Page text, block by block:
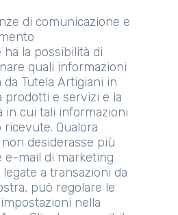
di comunicazione e
ha la possibilità di
quali informazioni
da Tutela Artigiani in
prodotti e servizi e la
in cui tali informazioni
ricevute. Qualora
non desiderasse più
e-mail di marketing
a transazioni da
può regolare le
nella